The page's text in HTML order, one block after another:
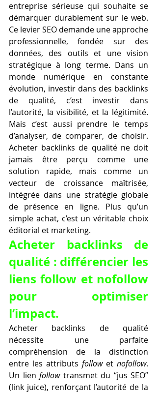
entreprise sérieuse qui souhaite se
démarquer durablement sur le web.
Ce levier SEO demande une approche
professionnelle, fondée sur des
données, des outils et une vision
stratégique à long terme. Dans un
monde numérique en constante
évolution, investir dans des backlinks
de qualité, c’est investir dans
l’autorité, la visibilité, et la légitimité.
Mais c’est aussi prendre le temps
d’analyser, de comparer, de choisir.
Acheter backlinks de qualité ne doit
jamais être perçu comme une
solution rapide, mais comme un
vecteur de croissance maîtrisée,
intégrée dans une stratégie globale
de présence en ligne. Plus qu’un
simple achat, c’est un véritable choix
éditorial et marketing.
Acheter backlinks de
qualité : différencier les
liens follow et nofollow
pour optimiser
l’impact.
Acheter backlinks de qualité
nécessite une parfaite
compréhension de la distinction
entre les attributs follow et nofollow.
Un lien follow transmet du “jus SEO”
(link juice), renforçant l’autorité de la